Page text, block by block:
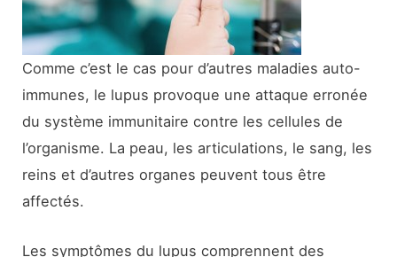
Comme c’est le cas pour d’autres maladies auto-
immunes, le lupus provoque une attaque erronée
du système immunitaire contre les cellules de
l’organisme. La peau, les articulations, le sang, les
reins et d’autres organes peuvent tous être
affectés.
Les symptômes du lupus comprennent des